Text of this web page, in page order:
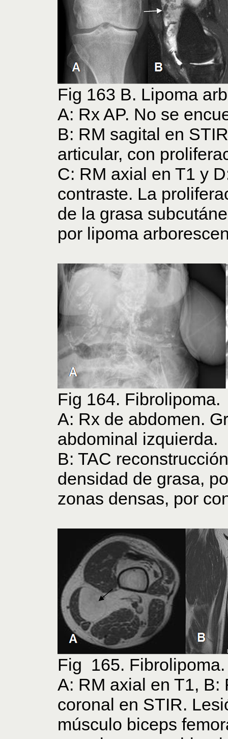
Fig 163 B. Lipoma
A: Rx AP. No se
B: RM sagital en
articular, con
C: RM axial en T1 y
contraste. La
de la grasa
por lipoma
Fig 164. Fibrolipoma.
A: Rx de abdomen.
abdominal izquierda.
B: TAC
densidad de grasa,
zonas densas, por
Fig 165. Fibrolipoma.
A: RM axial en T1, B:
coronal en STIR.
músculo biceps